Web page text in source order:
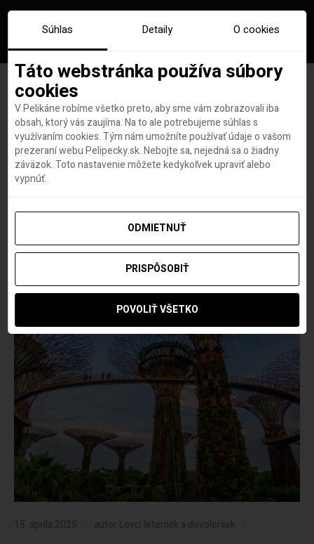
Značka:singapur changi
airport
15. apríla 2025 autor Lovci leteniek a dovoleniek
Súhlas Detaily O cookies
Táto webstránka používa súbory
cookies
V Pelikáne robíme všetko preto, aby sme vám zobrazovali iba
obsah, ktorý vás zaujíma. Na to ale potrebujeme súhlas s
využívaním cookies. Tým nám umožníte používať údaje o vašom
prezeraní webu Pelipecky.sk. Nebojte sa, nejedná sa o žiadny
záväzok. Toto nastavenie môžete kedykoľvek upraviť alebo
vypnúť.
ODMIETNUŤ
PRISPÔSOBIŤ
POVOLIŤ VŠETKO